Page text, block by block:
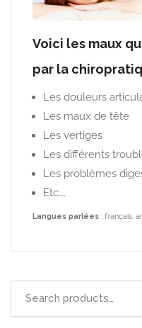
Voici les maux
par la
Les douleurs
Les maux de tête
Les vertiges
Les différents
Les problèmes
Etc….
Langues parlées : français,